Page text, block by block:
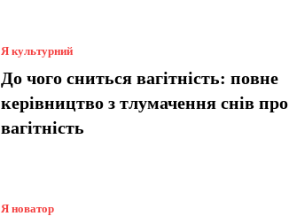
Я культурний
До чого сниться вагітність: повне
керівництво з тлумачення снів про
вагітність
Я новатор